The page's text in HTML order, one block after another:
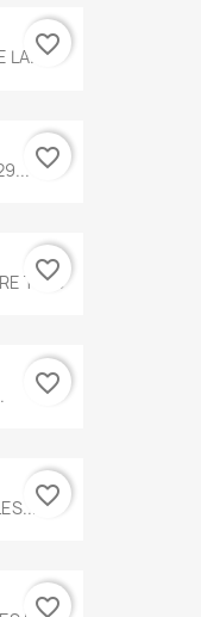
LA...favorite_border
favorite_border
T.778
favorite_border
favorite_border
favorite_border
favorite_border